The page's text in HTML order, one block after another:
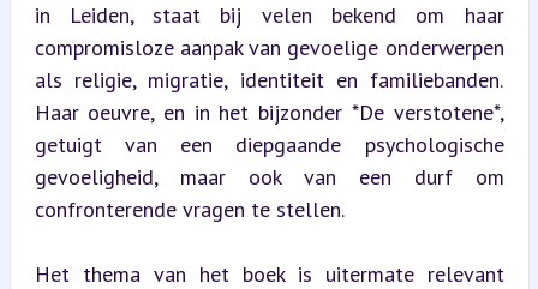
in Leiden, staat bij velen bekend om haar
compromisloze aanpak van gevoelige onderwerpen
als religie, migratie, identiteit en familiebanden.
Haar oeuvre, en in het bijzonder *De verstotene*,
getuigt van een diepgaande psychologische
gevoeligheid, maar ook van een durf om
confronterende vragen te stellen.
Het thema van het boek is uitermate relevant